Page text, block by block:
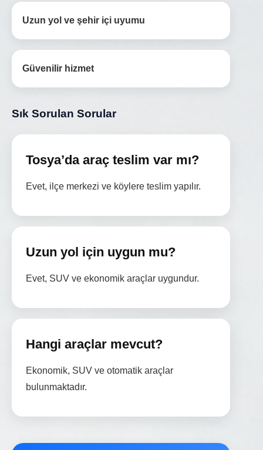
Uzun yol ve şehir içi uyumu
Güvenilir hizmet
Sık Sorulan Sorular
Tosya’da araç teslim var mı?
Evet, ilçe merkezi ve köylere teslim yapılır.
Uzun yol için uygun mu?
Evet, SUV ve ekonomik araçlar uygundur.
Hangi araçlar mevcut?
Ekonomik, SUV ve otomatik araçlar
bulunmaktadır.